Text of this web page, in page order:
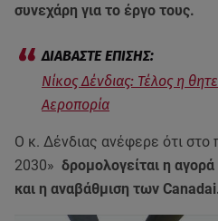
συνεχάρη για το έργο τους.
Νίκος Δένδιας: Τέλος η
Αεροπορία
Ο κ. Δένδιας ανέφερε ότι στο
2030» δρομολογείται η
και η αναβάθμιση των